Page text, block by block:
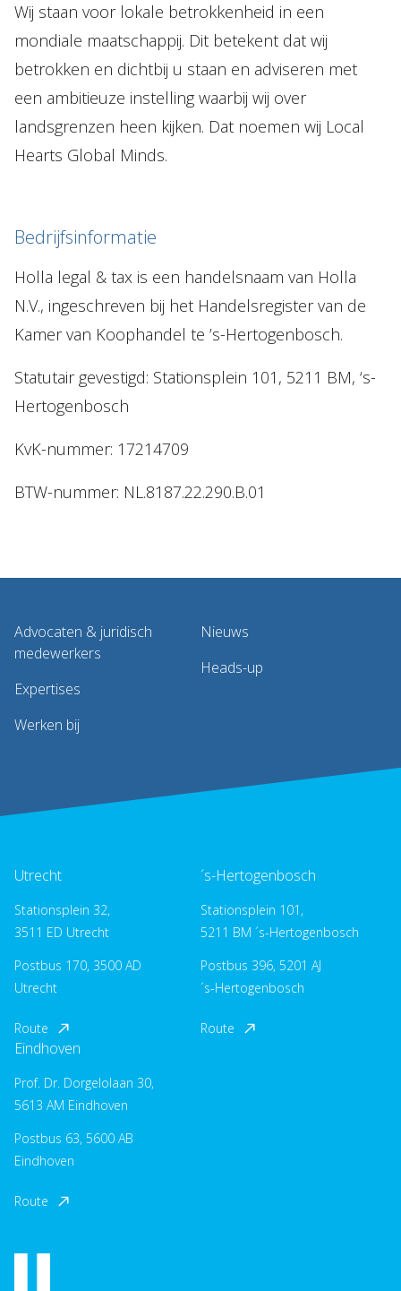
Wij staan voor lokale betrokkenheid in een
mondiale maatschappij. Dit betekent dat wij
betrokken en dichtbij u staan en adviseren met
een ambitieuze instelling waarbij wij over
landsgrenzen heen kijken. Dat noemen wij Local
Hearts Global Minds.
Bedrijfsinformatie
Holla legal & tax is een handelsnaam van Holla
N.V., ingeschreven bij het Handelsregister van de
Kamer van Koophandel te ’s-Hertogenbosch.
Statutair gevestigd: Stationsplein 101, 5211 BM, ‘s-
Hertogenbosch
KvK-nummer: 17214709
BTW-nummer: NL.8187.22.290.B.01
Advocaten & juridisch
medewerkers
Expertises
Werken bij
Nieuws
Heads-up
Utrecht
Stationsplein 32,
3511 ED Utrecht
Postbus 170, 3500 AD
Utrecht
Route
´s-Hertogenbosch
Stationsplein 101,
5211 BM ´s-Hertogenbosch
Postbus 396, 5201 AJ
´s-Hertogenbosch
Route
Eindhoven
Prof. Dr. Dorgelolaan 30,
5613 AM Eindhoven
Postbus 63, 5600 AB
Eindhoven
Route